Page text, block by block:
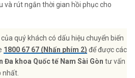
và rút ngắn thời gian hồi phục cho
quý khách có dấu hiệu chuyển biến
1800 67 67 (Nhấn phím 2) để được các
Đa khoa Quốc tế Nam Sài Gòn tư vấn
nhất.